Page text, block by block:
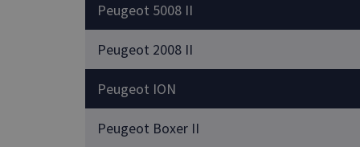
Peugeot 5008 II
Peugeot 2008 II
Peugeot ION
Peugeot Boxer II